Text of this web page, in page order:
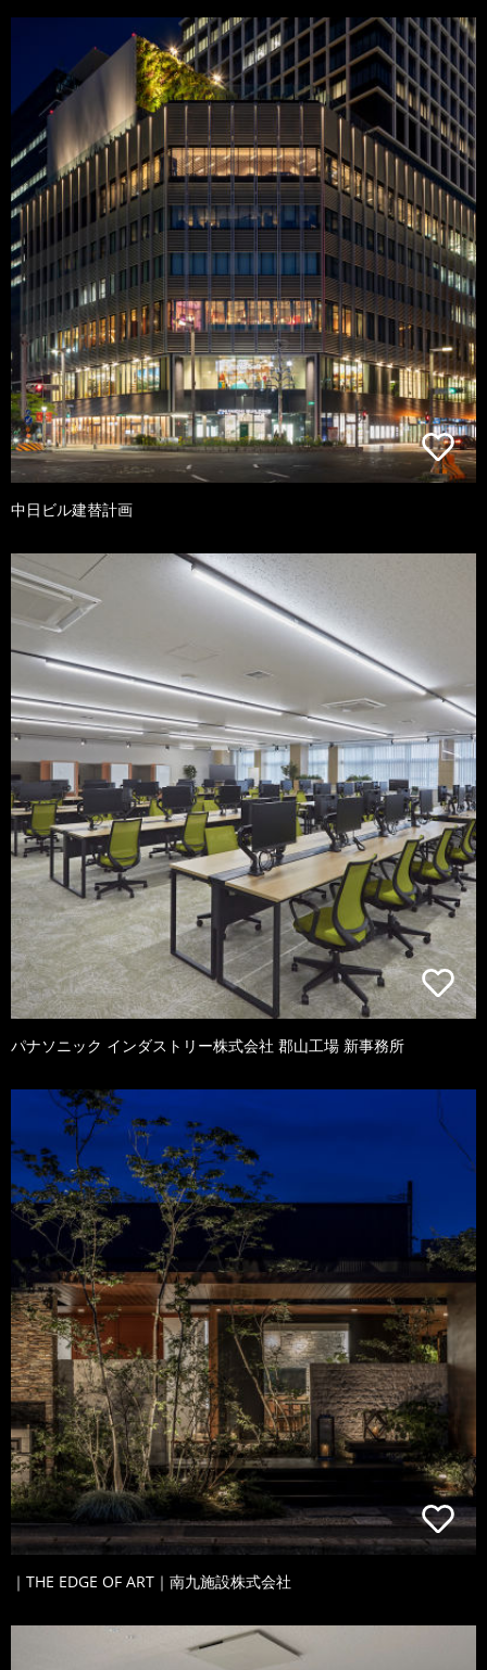
中日ビル建替計画
パナソニック インダストリー株式会社 郡山工場 新事務所
｜THE EDGE OF ART｜南九施設株式会社